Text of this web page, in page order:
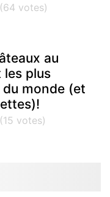
au
les plus
du monde (et